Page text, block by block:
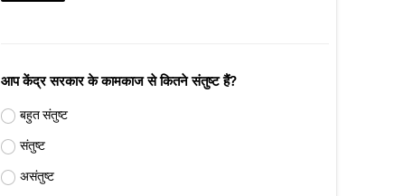
आप केंद्र सरकार के कामकाज से कितने संतुष्ट हैं?
बहुत संतुष्ट
संतुष्ट
असंतुष्ट